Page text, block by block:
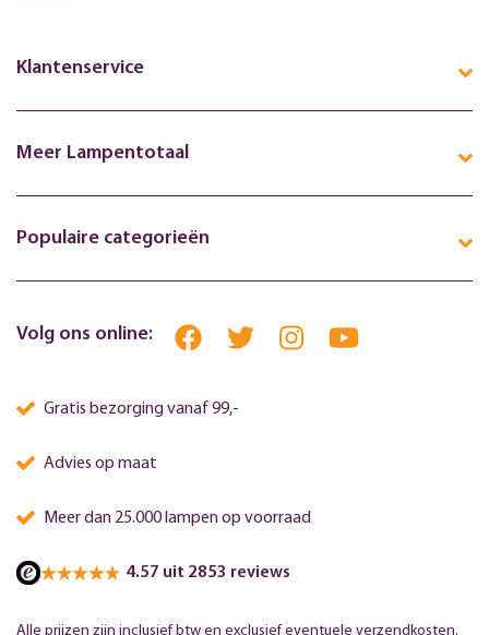
Klantenservice
Meer Lampentotaal
Populaire categorieën
Volg ons online:
Gratis bezorging vanaf 99,-
Advies op maat
Meer dan 25.000 lampen op voorraad
4.57 uit 2853 reviews
Alle prijzen zijn inclusief btw en exclusief eventuele verzendkosten.